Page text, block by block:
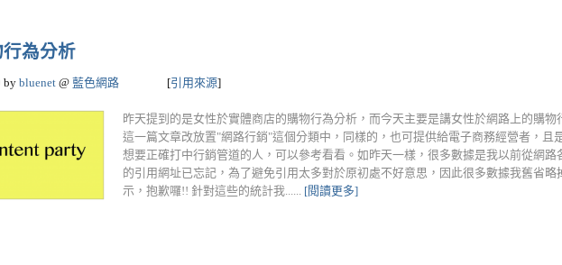
為分析
by bluenet @ 藍色網路 [引用來源]
昨天提到的是女性於實體商店的購物行為分析，而今天主要是講女性於網路上的購物
這一篇文章改放置"網路行銷"這個分類中，同樣的，也可提供給電子商務經營者，且
想要正確打中行銷管道的人，可以參考看看。如昨天一樣，很多數據是我以前從網路
的引用網址已忘記，為了避免引用太多對於原初處不好意思，因此很多數據我舊省略
示，抱歉囉!! 針對這些的統計我...... [閱讀更多]